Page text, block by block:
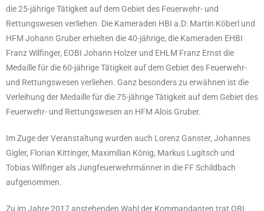
die 25-jährige Tätigkeit auf dem Gebiet des Feuerwehr- und
Rettungswesen verliehen. Die Kameraden HBI a.D: Martin Köberl und
HFM Johann Gruber erhielten die 40-jährige, die Kameraden EHBI
Franz Wilfinger, EOBI Johann Holzer und EHLM Franz Ernst die
Medaille für die 60-jährige Tätigkeit auf dem Gebiet des Feuerwehr-
und Rettungswesen verliehen. Ganz besonders zu erwähnen ist die
Verleihung der Medaille für die 75-jährige Tätigkeit auf dem Gebiet des
Feuerwehr- und Rettungswesen an HFM Alois Gruber.
Im Zuge der Veranstaltung wurden auch Lorenz Ganster, Johannes
Gigler, Florian Kittinger, Maximilian König, Markus Lugitsch und
Tobias Wilfinger als Jungfeuerwehrmänner in die FF Schildbach
aufgenommen.
Zu im Jahre 2017 anstehenden Wahl der Kommandanten trat OBI